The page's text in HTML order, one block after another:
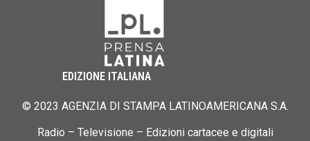
EDIZIONE ITALIANA
© 2023 AGENZIA DI STAMPA LATINOAMERICANA S.A.
Radio – Televisione – Edizioni cartacee e digitali